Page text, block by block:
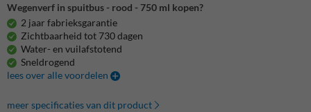
Wegenverf in spuitbus - rood - 750 ml kopen?
2 jaar fabrieksgarantie
Zichtbaarheid tot 730 dagen
Water- en vuilafstotend
Sneldrogend
lees over alle voordelen
meer specificaties van dit product